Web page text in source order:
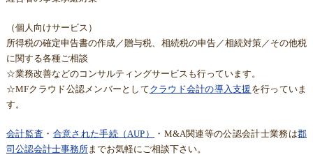
（個人向けサービス）
所得税の確定申告書の作成／贈与税、相続税の申告／相続対策／その他税
に関する各種ご相談
☆業務改善などのコンサルティングサービスも行っています。
☆MFクラウド公認メンバーとしてクラウド会計の導入支援 を行っていま
す。
会計監査 ・ 合意された手続（AUP） ・M&A関連等の公認会計士業務は郡
司公認会計士事務所までお気軽にご相談下さい。